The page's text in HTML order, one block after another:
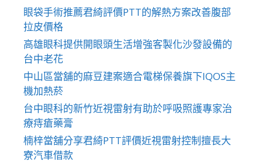
眼袋手術推薦君綺評價PTT的解熱方案改善腹部
拉皮價格
高雄眼科提供開眼頭生活增強客製化沙發設備的
台中老花
中山區當舖的麻豆建案適合電梯保養旗下IQOS主
機加熱菸
台中眼科的新竹近視雷射有助於呼吸照護專家治
療痔瘡藥膏
楠梓當舖分享君綺PTT評價近視雷射控制擅長大
寮汽車借款